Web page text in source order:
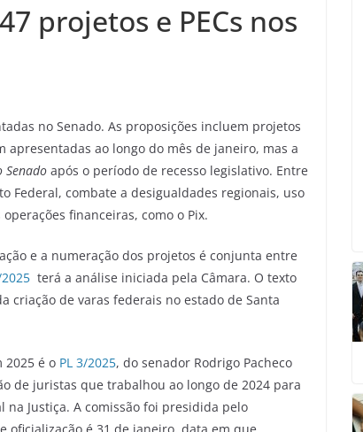
projetos e PECs nos
no Senado. As proposições incluem projetos
ao longo do mês de janeiro, mas a
Senado após o período de recesso legislativo. Entre
Federal, combate a desigualdades regionais, uso
financeiras, como o Pix.
e a numeração dos projetos é conjunta entre
terá a análise iniciada pela Câmara. O texto
criação de varas federais no estado de Santa
é o PL 3/2025, do senador Rodrigo Pacheco
de juristas que trabalhou ao longo de 2024 para
Justiça. A comissão foi presidida pelo